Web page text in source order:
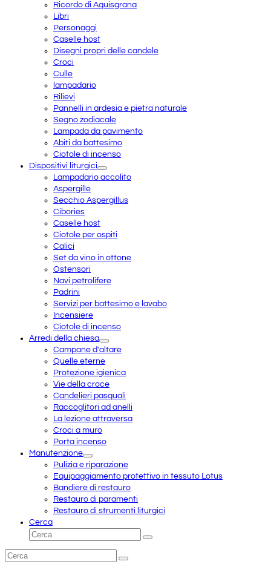
Ricordo di Aquisgrana
Libri
Personaggi
Caselle host
Disegni propri delle candele
Croci
Culle
lampadario
Rilievi
Pannelli in ardesia e pietra naturale
Segno zodiacale
Lampada da pavimento
Abiti da battesimo
Ciotole di incenso
Dispositivi liturgici
Lampadario accolito
Aspergille
Secchio Aspergillus
Cibories
Caselle host
Ciotole per ospiti
Calici
Set da vino in ottone
Ostensori
Navi petrolifere
Padrini
Servizi per battesimo e lavabo
Incensiere
Ciotole di incenso
Arredi della chiesa
Campane d'altare
Quelle eterne
Protezione igienica
Vie della croce
Candelieri pasquali
Raccoglitori ad anelli
La lezione attraversa
Croci a muro
Porta incenso
Manutenzione
Pulizia e riparazione
Equipaggiamento protettivo in tessuto Lotus
Bandiere di restauro
Restauro di paramenti
Restauro di strumenti liturgici
Cerca
Cerca
Invia
Cerca
Invia